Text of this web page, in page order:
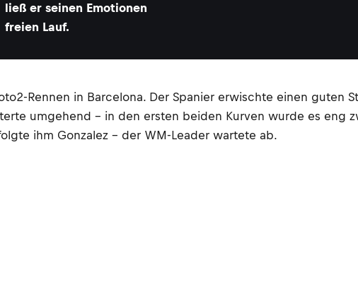
ließ er seinen Emotionen
freien Lauf.
Rennen in Barcelona. Der Spanier erwischte einen guten
umgehend – in den ersten beiden Kurven wurde es eng
ihm Gonzalez – der WM-Leader wartete ab.